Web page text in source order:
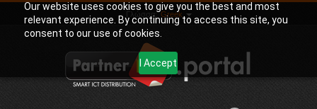
Our website uses cookies to give you the best and most
relevant experience. By continuing to access this site, you
consent to our use of cookies.
I Accept
Γλώσσα:Greek